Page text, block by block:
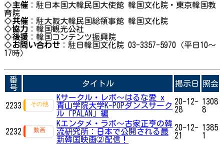
◇主催 ：駐日本国大韓民国大使館 韓国文化院・東京韓国教
育院
◇共催 ：駐大阪大韓民国総領事館 韓国文化院
◇協力 ：韓国観光公社
◇後援 ：韓国コンテンツ振興院
◇お問い合わせ ：駐日韓国文化院 03-3357-5970（平日10～
17時）
番
号
タイトル 掲示日 照会
2233
Kサークル・レポ〜はるな愛 x
青山学院大学K-POPダンスサーク
ル「PALAN」編
20-12-
28
1308
8
2232
Kエンタメ・ラボ～古家正亨の韓
流研究所：日本で公開される最
新韓国映画②配信！
20-12-
21
1385
1